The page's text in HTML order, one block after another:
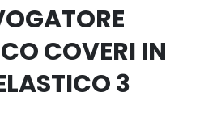
COVERI IN
3